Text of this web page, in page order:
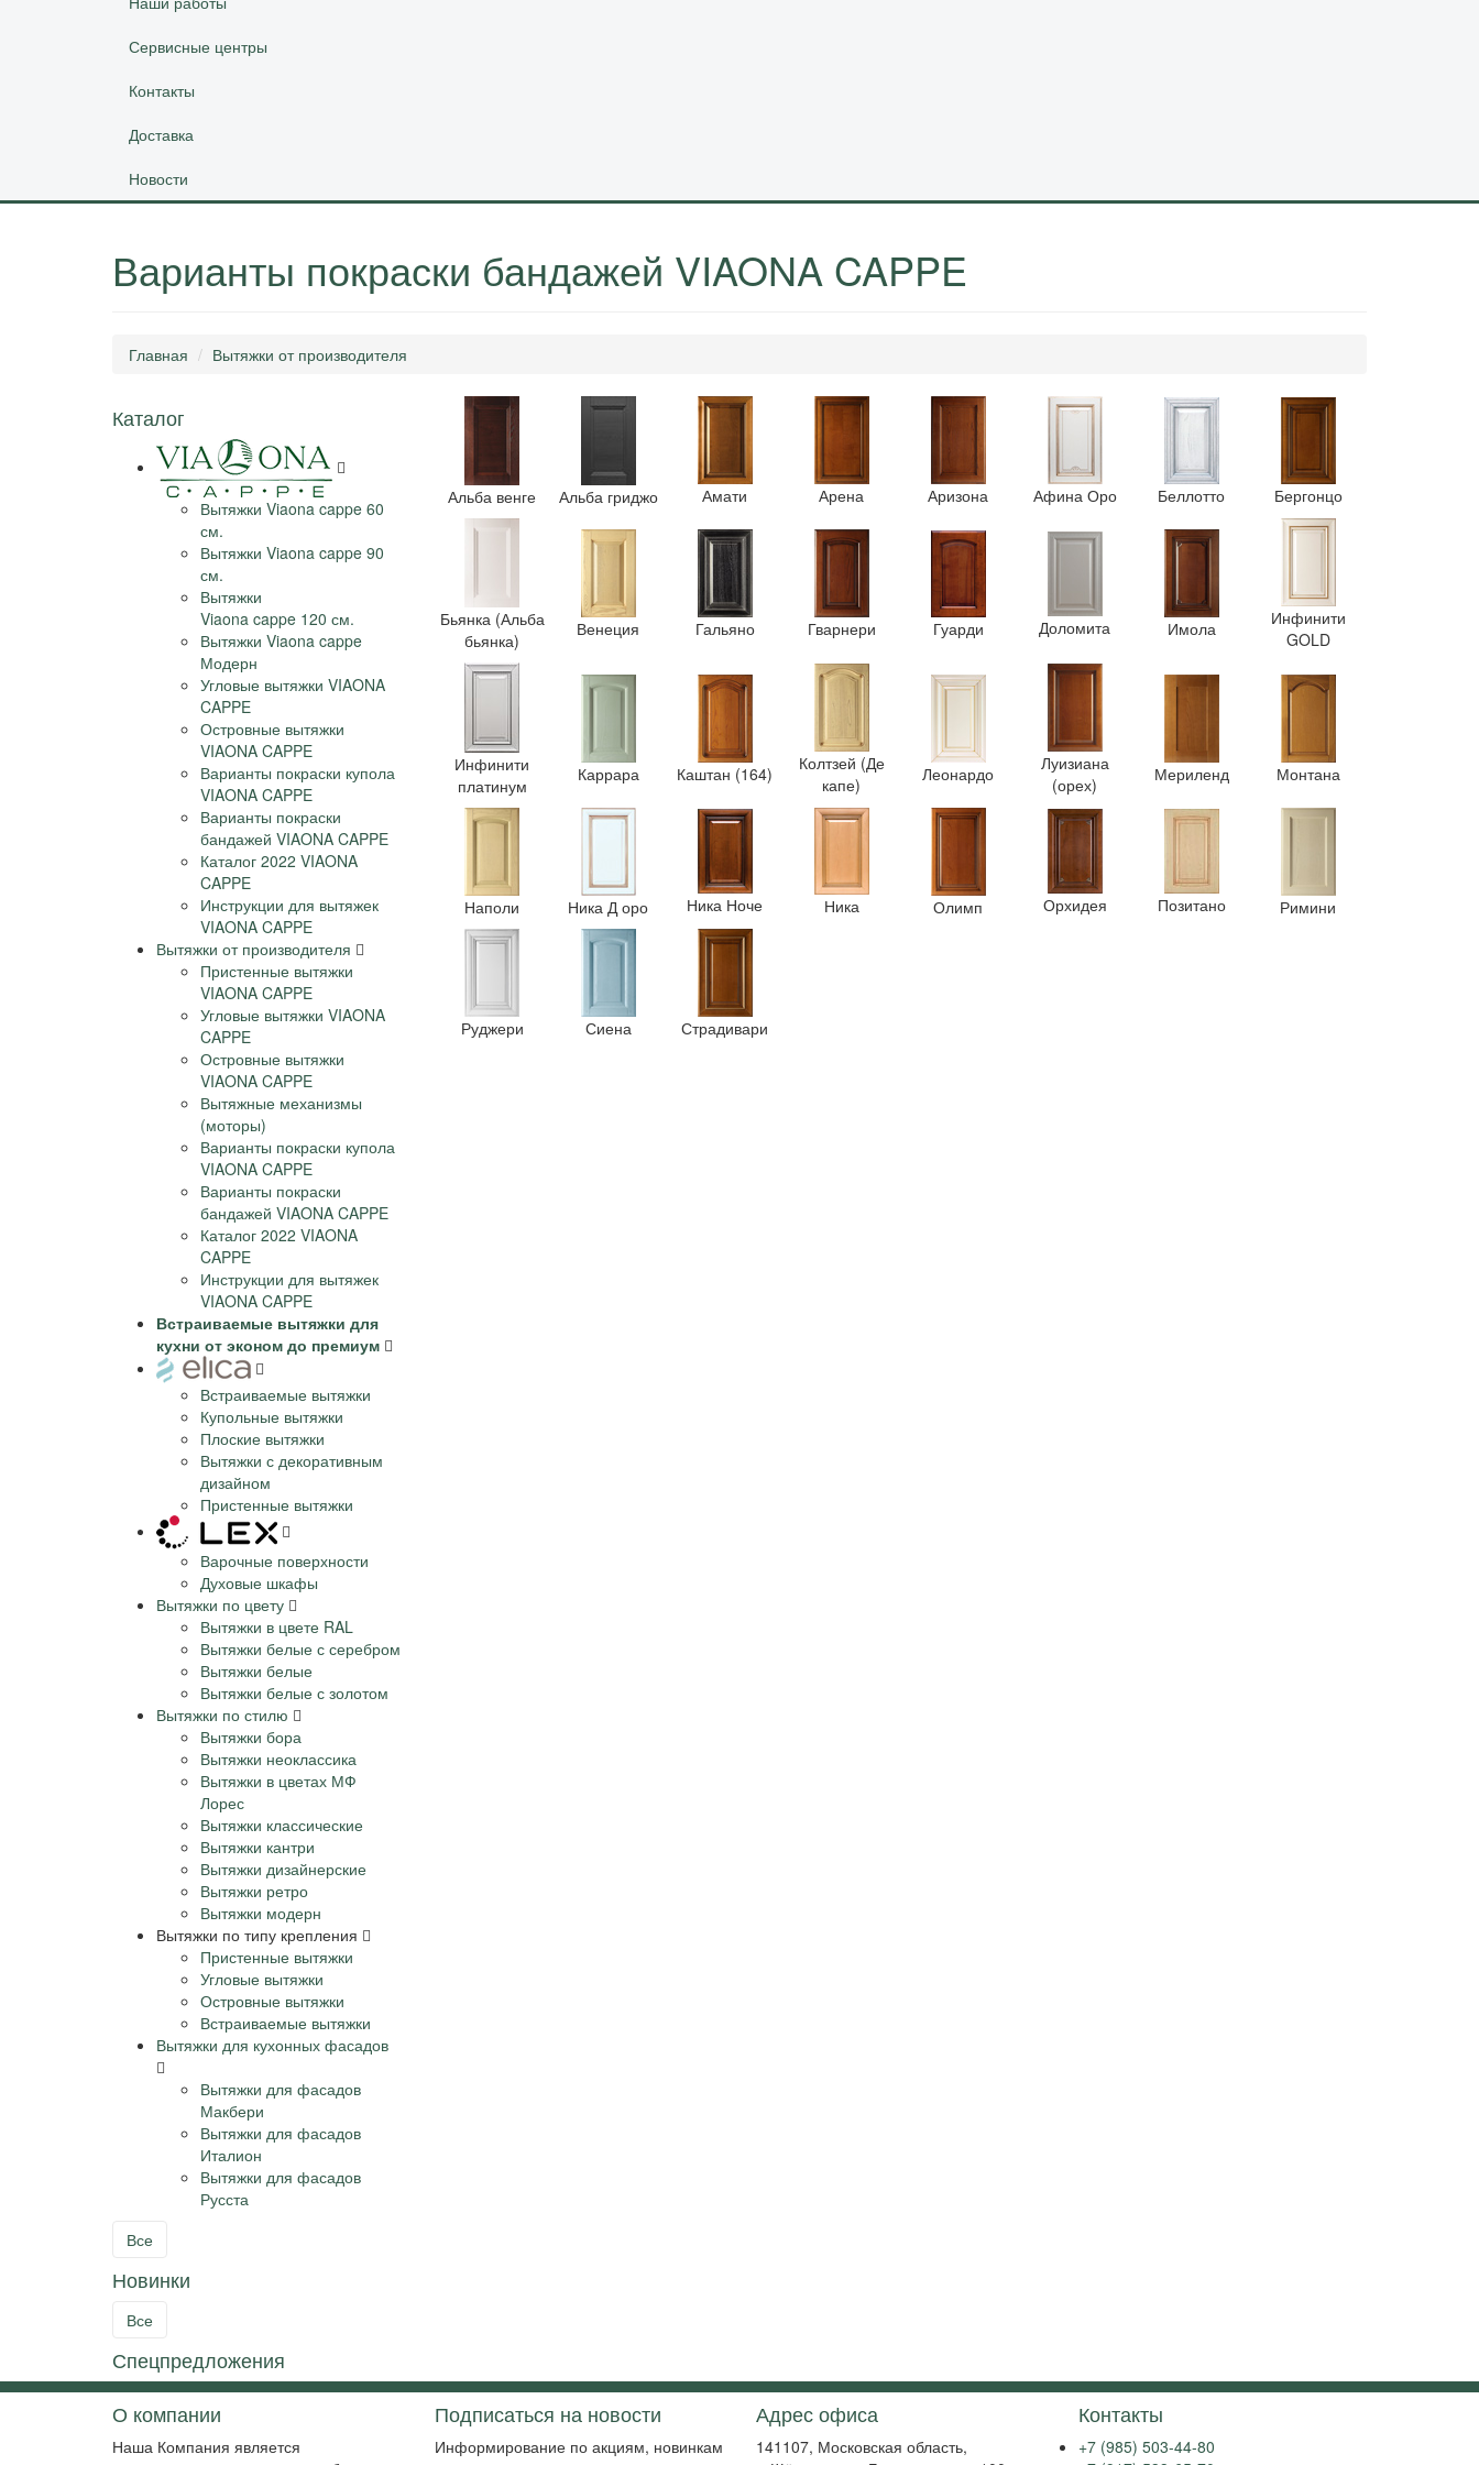
Сервисные центры
Контакты
Доставка
Новости
Варианты покраски бандажей VIAONA CAPPE
Главная Вытяжки от производителя
Каталог
Вытяжки Viaona cappe 60
см.
Вытяжки Viaona cappe 90
см.
Вытяжки
Viaona cappe 120 см.
Вытяжки Viaona cappe
Модерн
Угловые вытяжки VIAONA
CAPPE
Островные вытяжки
VIAONA CAPPE
Варианты покраски купола
VIAONA CAPPE
Варианты покраски
бандажей VIAONA CAPPE
Каталог 2022 VIAONA
CAPPE
Инструкции для вытяжек
VIAONA CAPPE
Вытяжки от производителя
Пристенные вытяжки
VIAONA CAPPE
Угловые вытяжки VIAONA
CAPPE
Островные вытяжки
VIAONA CAPPE
Вытяжные механизмы
(моторы)
Варианты покраски купола
VIAONA CAPPE
Варианты покраски
бандажей VIAONA CAPPE
Каталог 2022 VIAONA
CAPPE
Инструкции для вытяжек
VIAONA CAPPE
Встраиваемые вытяжки для
кухни от эконом до премиум
Встраиваемые вытяжки
Купольные вытяжки
Плоские вытяжки
Вытяжки с декоративным
дизайном
Пристенные вытяжки
Варочные поверхности
Духовые шкафы
Вытяжки по цвету
Вытяжки в цвете RAL
Вытяжки белые с серебром
Вытяжки белые
Вытяжки белые с золотом
Вытяжки по стилю
Вытяжки бора
Вытяжки неоклассика
Вытяжки в цветах МФ
Лорес
Вытяжки классические
Вытяжки кантри
Вытяжки дизайнерские
Вытяжки ретро
Вытяжки модерн
Вытяжки по типу крепления
Пристенные вытяжки
Угловые вытяжки
Островные вытяжки
Встраиваемые вытяжки
Вытяжки для кухонных фасадов
Вытяжки для фасадов
Макбери
Вытяжки для фасадов
Италион
Вытяжки для фасадов
Русста
Все
Новинки
Все
Спецпредложения
Альба венге Альба гриджо Амати Арена Аризона Афина Оро Беллотто Бергонцо
Бьянка (Альба
бьянка)
Венеция Гальяно Гварнери Гуарди Доломита Имола
Инфинити
GOLD
Инфинити
платинум
Каррара Каштан (164)
Колтзей (Де
капе)
Леонардо
Луизиана
(орех)
Мериленд Монтана
Наполи Ника Д оро Ника Ноче Ника Олимп Орхидея Позитано Римини
Руджери Сиена Страдивари
О компании
Наша Компания является
Подписаться на новости
Информирование по акциям, новинкам
Адрес офиса
141107, Московская область,
Контакты
+7 (985) 503-44-80